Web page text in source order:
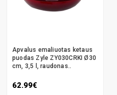
Apvalus emaliuotas ketaus
puodas Zyle ZY030CRKI Ø30
cm, 3,5 l, raudonas..
62.99€